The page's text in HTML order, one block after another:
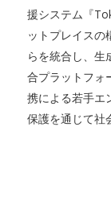
援システム『
ットプレイスの
らを統合し、生
合プラットフォ
携による若手エ
保護を通じて社